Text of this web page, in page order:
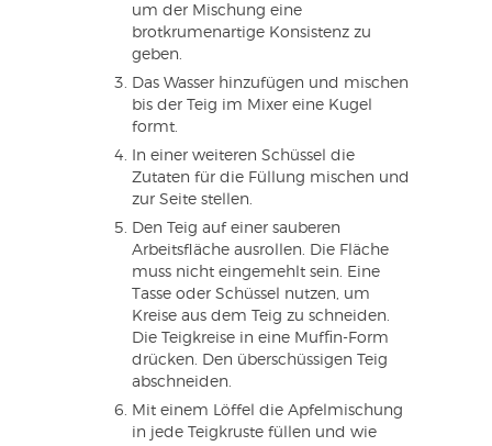
um der Mischung eine
brotkrumenartige Konsistenz zu
geben.
Das Wasser hinzufügen und mischen
bis der Teig im Mixer eine Kugel
formt.
In einer weiteren Schüssel die
Zutaten für die Füllung mischen und
zur Seite stellen.
Den Teig auf einer sauberen
Arbeitsfläche ausrollen. Die Fläche
muss nicht eingemehlt sein. Eine
Tasse oder Schüssel nutzen, um
Kreise aus dem Teig zu schneiden.
Die Teigkreise in eine Muffin-Form
drücken. Den überschüssigen Teig
abschneiden.
Mit einem Löffel die Apfelmischung
in jede Teigkruste füllen und wie